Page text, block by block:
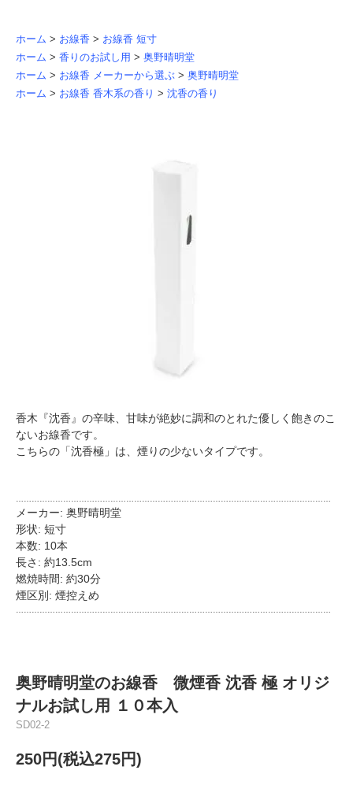
ホーム > お線香 > お線香 短寸
ホーム > 香りのお試し用 > 奥野晴明堂
ホーム > お線香 メーカーから選ぶ > 奥野晴明堂
ホーム > お線香 香木系の香り > 沈香の香り
香木『沈香』の辛味、甘味が絶妙に調和のとれた優しく飽きのこ
ないお線香です。
こちらの「沈香極」は、煙りの少ないタイプです。
メーカー: 奥野晴明堂
形状: 短寸
本数: 10本
長さ: 約13.5cm
燃焼時間: 約30分
煙区別: 煙控えめ
奥野晴明堂のお線香 微煙香 沈香 極 オリジ
ナルお試し用 １０本入
SD02-2
250円(税込275円)